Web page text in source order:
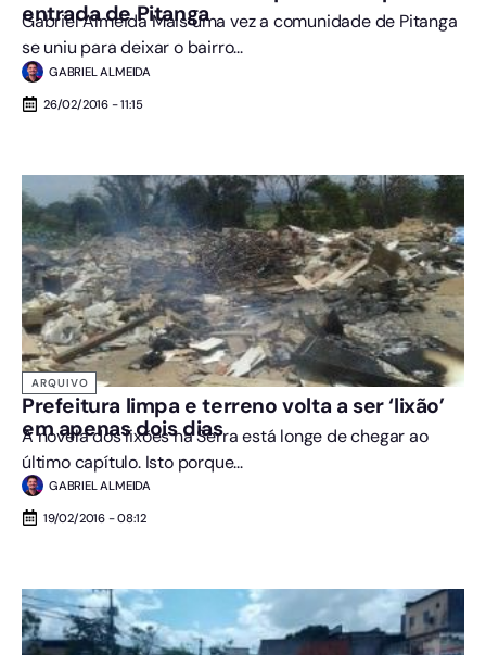
entrada de Pitanga
Gabriel Almeida Mais uma vez a comunidade de Pitanga
se uniu para deixar o bairro...
GABRIEL ALMEIDA
26/02/2016 - 11:15
ARQUIVO
Prefeitura limpa e terreno volta a ser ‘lixão’
em apenas dois dias
A novela dos lixões na Serra está longe de chegar ao
último capítulo. Isto porque...
GABRIEL ALMEIDA
19/02/2016 - 08:12